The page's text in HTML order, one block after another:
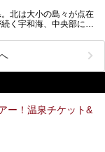
北は大小の島々が点在
く宇和海、中央部には
す。
筆頭に、多くの温泉が
す。中には、中四国地
愛媛県の誇るスーパー
ー！温泉チケット&